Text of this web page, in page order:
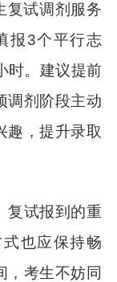
复试调剂服务
报3个平行志
时。建议提前
调剂阶段主动
趣，提升录取
复试报到的重
也应保持畅
，考生不妨同